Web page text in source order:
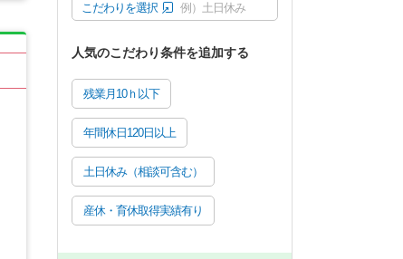
こだわりを選択 例）土日休み
人気のこだわり条件を追加する
残業月10ｈ以下
年間休日120日以上
土日休み（相談可含む）
産休・育休取得実績有り